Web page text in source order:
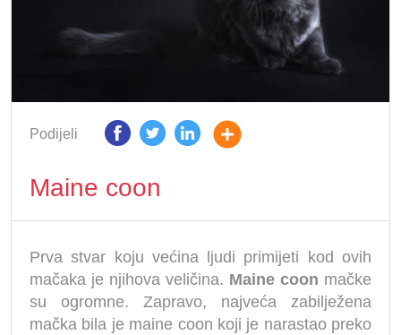
Podijeli
Maine coon
Prva stvar koju većina ljudi primijeti kod ovih
mačaka je njihova veličina. Maine coon mačke
su ogromne. Zapravo, najveća zabilježena
mačka bila je maine coon koji je narastao preko